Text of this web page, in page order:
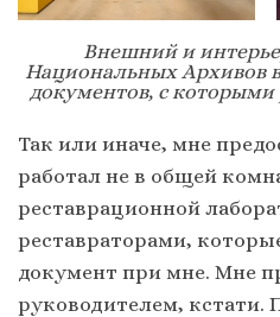
Внешний и
Национальных Архивов
документов, с
Так или иначе, мне
работал не в общей
реставрационной
реставраторами,
документ при мне. Мне
руководителем, кстати.